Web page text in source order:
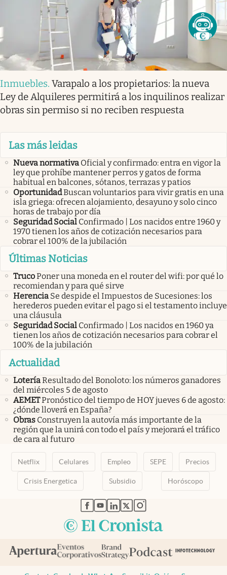
Inmuebles. Varapalo a los propietarios: la nueva
Ley de Alquileres permitirá a los inquilinos realizar
obras sin permiso si no reciben respuesta
Las más leidas
Nueva normativa Oficial y confirmado: entra en vigor la
ley que prohíbe mantener perros y gatos de forma
habitual en balcones, sótanos, terrazas y patios
OportunidadBuscan voluntarios para vivir gratis en una
isla griega: ofrecen alojamiento, desayuno y solo cinco
horas de trabajo por día
Seguridad Social Confirmado | Los nacidos entre 1960 y
1970 tienen los años de cotización necesarios para
cobrar el 100% de la jubilación
Últimas Noticias
TrucoPoner una moneda en el router del wifi: por qué lo
recomiendan y para qué sirve
Herencia Se despide el Impuestos de Sucesiones: los
herederos pueden evitar el pago si el testamento incluye
una cláusula
Seguridad Social Confirmado | Los nacidos en 1960 ya
tienen los años de cotización necesarios para cobrar el
100% de la jubilación
Actualidad
LoteríaResultado del Bonoloto: los números ganadores
del miércoles 5 de agosto
AEMETPronóstico del tiempo de HOY jueves 6 de agosto:
¿dónde lloverá en España?
Obras Construyen la autovía más importante de la
región que la unirá con todo el país y mejorará el tráfico
de cara al futuro
Netflix Celulares Empleo SEPE Precios
Crisis Energetica Subsidio Horóscopo
abre en nueva pestaña
abre en nueva pestaña
abre en nueva pestaña
abre en nueva pestaña
abre en nueva pestaña